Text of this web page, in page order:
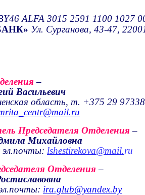
ALFA 3015 2591 1100 1027
Ул. Сурганова, 43-47,
–
Васильевич
область, т. +375 29
Председателя Отделения –
Михайловна
эл.почты: lshestirekova@mail.ru
Отделения –
ira.glub@yandex.by